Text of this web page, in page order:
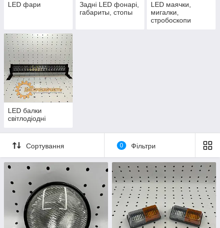
LED фари
Задні LED фонарі,
габариты, стопы
LED маячки,
мигалки,
стробоскопи
LED балки
світлодіодні
Сортування 0 Фільтри